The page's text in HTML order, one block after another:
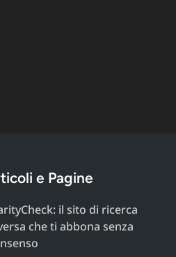
e Pagine
il sito di ricerca
che ti abbona senza